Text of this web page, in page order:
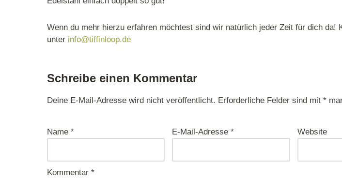
Wenn du mehr hierzu erfahren möchtest sind wir natürlich jeder Zeit für dich da!
unter info@tiffinloop.de
Schreibe einen Kommentar
Deine E-Mail-Adresse wird nicht veröffentlicht. Erforderliche Felder sind mit *
Name * E-Mail-Adresse* Website
Kommentar *